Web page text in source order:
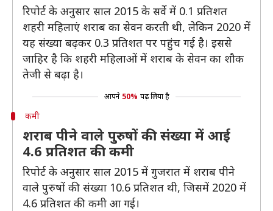
रिपोर्ट के अनुसार साल 2015 के सर्वे में 0.1 प्रतिशत
शहरी महिलाएं शराब का सेवन करती थी, लेकिन 2020 में
यह संख्या बढ़कर 0.3 प्रतिशत पर पहुंच गई है। इससे
जाहिर है कि शहरी महिलाओं में शराब के सेवन का शौक
तेजी से बढ़ा है।
आपने 50% पढ़ लिया है
कमी
शराब पीने वाले पुरुषों की संख्या में आई
4.6 प्रतिशत की कमी
रिपोर्ट के अनुसार साल 2015 में गुजरात में शराब पीने
वाले पुरुषों की संख्या 10.6 प्रतिशत थी, जिसमें 2020 में
4.6 प्रतिशत की कमी आ गई।